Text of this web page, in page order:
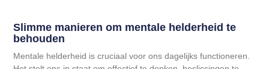
Slimme manieren om mentale helderheid te
behouden
Mentale helderheid is cruciaal voor ons dagelijks functioneren.